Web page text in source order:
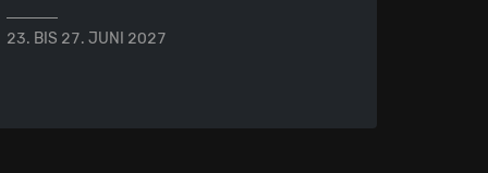
23. BIS 27. JUNI 2027